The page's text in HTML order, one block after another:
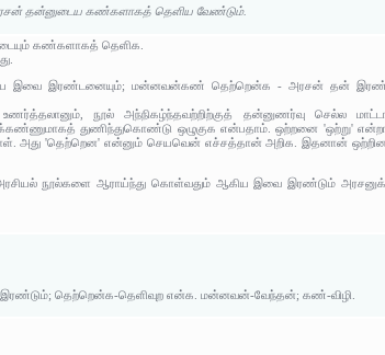
அரசன் தன்னுடைய கண்களாகத் தெளிய வேண்டும்.
கண்களாகத் தெளிக.
இவை இரண்டனையும்; மன்னவன்கண் தெற்றென்க - அரசன் தன்
நூல் அந்நிகழ்ந்தவற்றிற்குத் தன்னுணர்வு செல்ல
துணிந்துகொண்டு ஒழுகுக என்பதாம். ஒற்றனை 'ஒற்று'
அது 'தெற்றென' என்னும் செயவென் எச்சத்தான் அறிக. இதனான்
நூல்களை ஆராய்ந்து கொள்வதும் ஆகிய இவை இரண்டும்
இரண்டும்; தெற்றென்க-தெளிவுற என்க. மன்னவன்-வேந்தன்; கண்-விழி.